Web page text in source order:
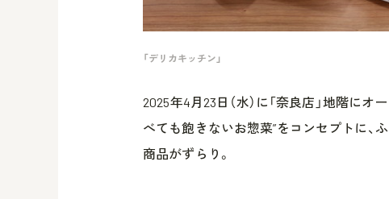
「デリカキッチン」
2025年4月23日（水）に「奈良店」地階にオ
べても飽きないお惣菜”をコンセプトに、
商品がずらり。